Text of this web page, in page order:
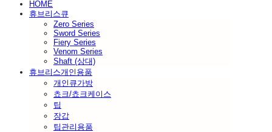
HOME
휴브리스큐
Zero Series
Sword Series
Fiery Series
Venom Series
Shaft (상대)
휴브리스개인용품
개인큐가방
쵸크/쵸크케이스
팁
장갑
팁관리용품